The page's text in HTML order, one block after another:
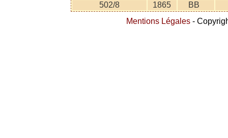
502/8
1865
BB
Mentions Légales -